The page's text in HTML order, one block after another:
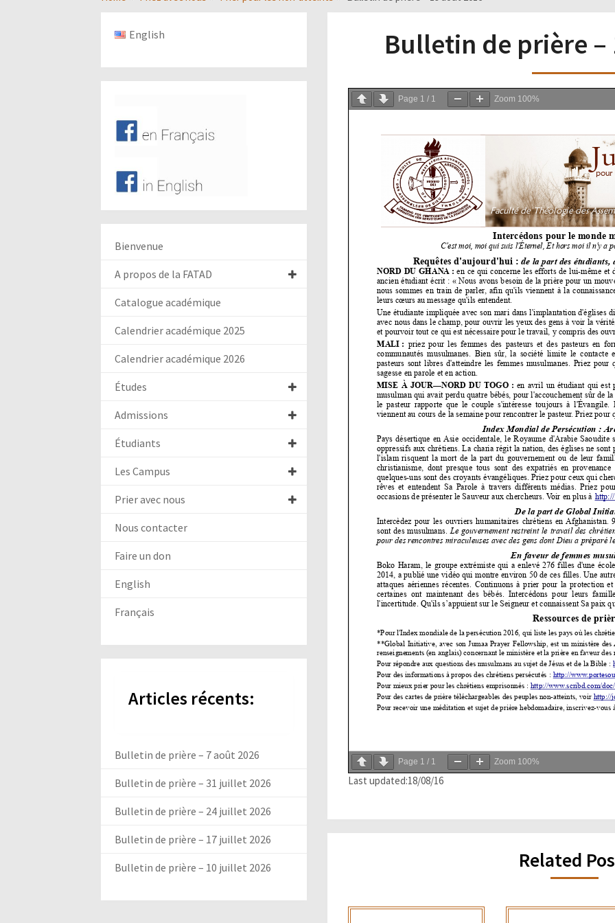
Bulletin de prière –
Page 1 / 1 Zoom 100%
Page 1 / 1 Zoom 100%
Last updated:18/08/16
Related
English
Bienvenue
A propos de la FATAD
Catalogue académique
Calendrier académique 2025
Calendrier académique 2026
Études
Admissions
Étudiants
Les Campus
Prier avec nous
Nous contacter
Faire un don
English
Français
Articles récents:
Bulletin de prière – 7 août 2026
Bulletin de prière – 31 juillet 2026
Bulletin de prière – 24 juillet 2026
Bulletin de prière – 17 juillet 2026
Bulletin de prière – 10 juillet 2026